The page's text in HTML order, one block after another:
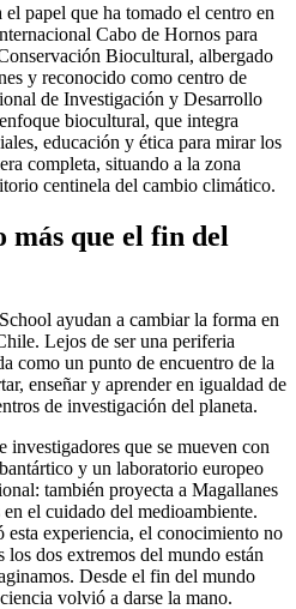
papel que ha tomado el centro en
Cabo de Hornos para
Biocultural, albergado
y reconocido como centro de
de Investigación y Desarrollo
biocultural, que integra
educación y ética para mirar los
completa, situando a la zona
centinela del cambio climático.
más que el fin del
ayudan a cambiar la forma en
Lejos de ser una periferia
como un punto de encuentro de la
enseñar y aprender en igualdad de
de investigación del planeta.
investigadores que se mueven con
y un laboratorio europeo
también proyecta a Magallanes
el cuidado del medioambiente.
experiencia, el conocimiento no
los dos extremos del mundo están
Desde el fin del mundo
volvió a darse la mano.